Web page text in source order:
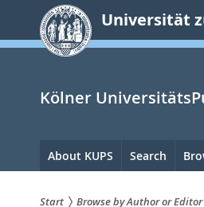
springen
Universität
Kölner
Hauptnavigation
About KUPS Search
Start Browse by Author or Editor